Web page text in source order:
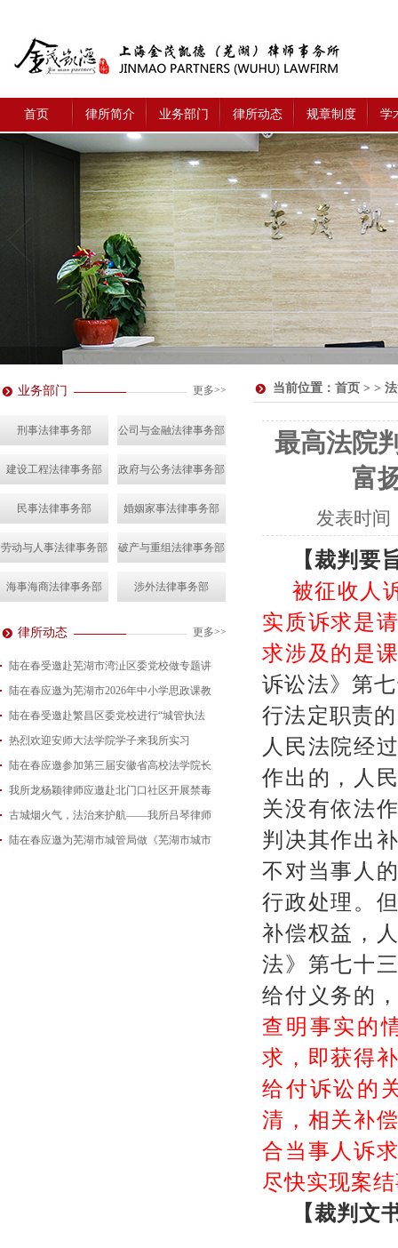
首页 律所简介 业务部门 律所动态 规章制度 学
业务部门 更多>>
刑事法律事务部 公司与金融法律事务部
建设工程法律事务部 政府与公务法律事务部
民事法律事务部 婚姻家事法律事务部
劳动与人事法律事务部 破产与重组法律事务部
海事海商法律事务部 涉外法律事务部
律所动态 更多>>
陆在春受邀赴芜湖市湾沚区委党校做专题讲
2026-08-04
陆在春应邀为芜湖市2026年中小学思政课教
2026-07-24
陆在春受邀赴繁昌区委党校进行“城管执法
2026-07-15
热烈欢迎安师大法学院学子来我所实习
2026-07-01
陆在春应邀参加第三届安徽省高校法学院长
2026-06-29
我所龙杨颖律师应邀赴北门口社区开展禁毒
2026-06-18
古城烟火气，法治来护航——我所吕琴律师
2026-05-21
陆在春应邀为芜湖市城管局做《芜湖市城市
当前位置： 首页 > >
最高法院
富
发表时间
【裁判要
被征收人
实质诉求是
求涉及的是
诉讼法》第
行法定职责
人民法院经
作出的，人
关没有依法
判决其作出
不对当事人
行政处理。
补偿权益，
法》第七十
给付义务的
查明事实的
求，即获得
给付诉讼的
清，相关补
合当事人诉
尽快实现案
【裁判文